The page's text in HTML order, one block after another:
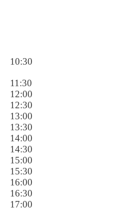
10:30
11:30
12:00
12:30
13:00
13:30
14:00
14:30
15:00
15:30
16:00
16:30
17:00